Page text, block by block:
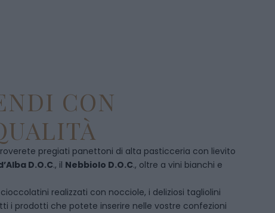
CON
pregiati panettoni di alta pasticceria con lievito
D.O.C., il Nebbiolo D.O.C., oltre a vini bianchi e
realizzati con nocciole, i deliziosi tagliolini
i prodotti che potete inserire nelle vostre confezioni